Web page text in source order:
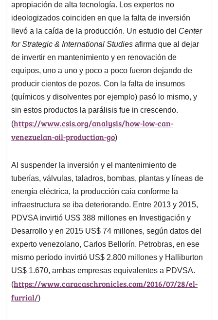
apropiación de alta tecnología. Los expertos no
ideologizados coinciden en que la falta de inversión
llevó a la caída de la producción. Un estudio del Center
for Strategic & International Studies afirma que al dejar
de invertir en mantenimiento y en renovación de
equipos, uno a uno y poco a poco fueron dejando de
producir cientos de pozos. Con la falta de insumos
(químicos y disolventes por ejemplo) pasó lo mismo, y
sin estos productos la parálisis fue in crescendo.
(https://www.csis.org/analysis/how-low-can-
venezuelan-oil-production-go)
Al suspender la inversión y el mantenimiento de
tuberías, válvulas, taladros, bombas, plantas y líneas de
energía eléctrica, la producción caía conforme la
infraestructura se iba deteriorando. Entre 2013 y 2015,
PDVSA invirtió US$ 388 millones en Investigación y
Desarrollo y en 2015 US$ 74 millones, según datos del
experto venezolano, Carlos Bellorín. Petrobras, en ese
mismo período invirtió US$ 2.800 millones y Halliburton
US$ 1.670, ambas empresas equivalentes a PDVSA.
(https://www.caracaschronicles.com/2016/07/28/el-
furrial/)